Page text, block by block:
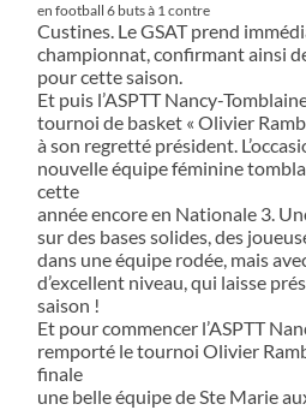
en football 6 buts à 1 contre
Custines. Le GSAT prend
championnat, confirmant ainsi
pour cette saison.
Et puis l’ASPTT Nancy-
tournoi de basket « Olivier
à son regretté président.
nouvelle équipe féminine
cette
année encore en Nationale 3.
sur des bases solides, des
dans une équipe rodée, mais
d’excellent niveau, qui laisse
saison !
Et pour commencer l’ASPTT
remporté le tournoi Olivier
finale
une belle équipe de Ste Marie